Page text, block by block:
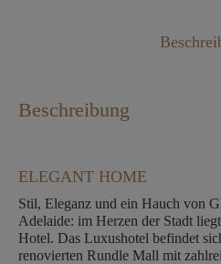
Beschreibung
ELEGANT HOME
Stil, Eleganz und ein Hauch von
Adelaide: im Herzen der Stadt
Hotel. Das Luxushotel befindet
renovierten Rundle Mall mit